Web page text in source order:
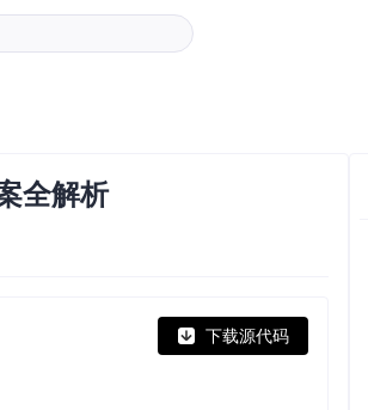
全解析
下载源代码